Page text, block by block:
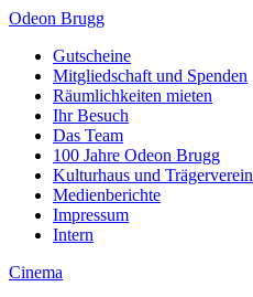
Odeon Brugg
Gutscheine
Mitgliedschaft und Spenden
Räumlichkeiten mieten
Ihr Besuch
Das Team
100 Jahre Odeon Brugg
Kulturhaus und Trägerverein
Medienberichte
Impressum
Intern
Cinema